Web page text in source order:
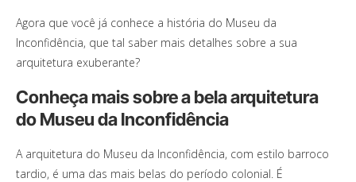
Agora que você já conhece a história do Museu da
Inconfidência, que tal saber mais detalhes sobre a sua
arquitetura exuberante?
Conheça mais sobre a bela arquitetura
do Museu da Inconfidência
A arquitetura do Museu da Inconfidência, com estilo barroco
tardio, é uma das mais belas do período colonial. É